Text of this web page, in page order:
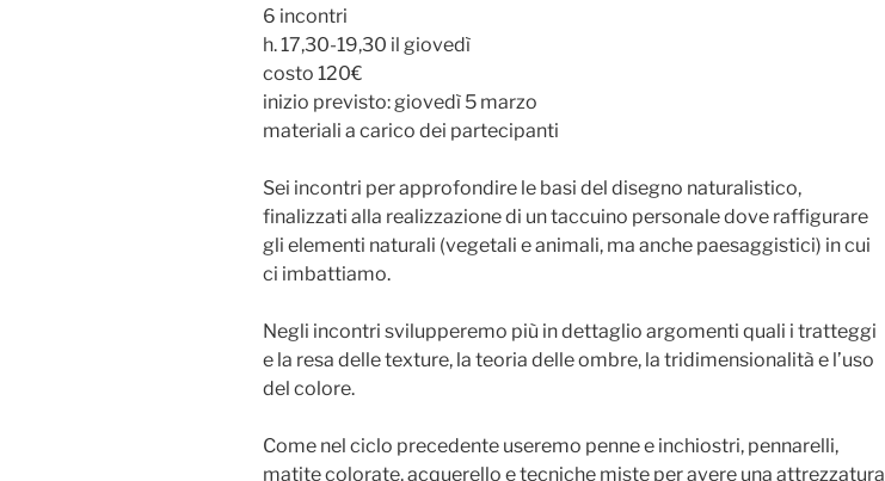
6 incontri
h. 17,30-19,30 il giovedì
costo 120€
inizio previsto: giovedì 5 marzo
materiali a carico dei partecipanti
Sei incontri per approfondire le basi del disegno naturalistico,
finalizzati alla realizzazione di un taccuino personale dove raffigurare
gli elementi naturali (vegetali e animali, ma anche paesaggistici) in cui
ci imbattiamo.
Negli incontri svilupperemo più in dettaglio argomenti quali i tratteggi
e la resa delle texture, la teoria delle ombre, la tridimensionalità e l’uso
del colore.
Come nel ciclo precedente useremo penne e inchiostri, pennarelli,
matite colorate, acquerello e tecniche miste per avere una attrezzatura